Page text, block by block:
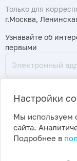
Только для
г.Москва,
Узнавайте об
первыми
2026 ©
ПраймКемикалсГрупп
Настройки
Мы используем
сайта.
Подробнее в